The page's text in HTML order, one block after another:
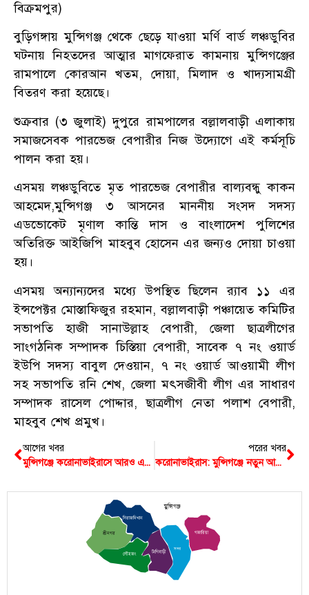
বিক্রমপুর)
বুড়িগঙ্গায় মুন্সিগঞ্জ থেকে ছেড়ে যাওয়া মর্ণি বার্ড লঞ্চডুবির
ঘটনায় নিহতদের আত্মার মাগফেরাত কামনায় মুন্সিগঞ্জের
রামপালে কোরআন খতম, দোয়া, মিলাদ ও খাদ্যসামগ্রী
বিতরণ করা হয়েছে।
শুক্রবার (৩ জুলাই) দুপুরে রামপালের বল্লালবাড়ী এলাকায়
সমাজসেবক পারভেজ বেপারীর নিজ উদ্যোগে এই কর্মসূচি
পালন করা হয়।
এসময় লঞ্চডুবিতে মৃত পারভেজ বেপারীর বাল্যবন্ধু কাকন
আহমেদ,মুন্সিগঞ্জ ৩ আসনের মাননীয় সংসদ সদস্য
এডভোকেট মৃণাল কান্তি দাস ও বাংলাদেশ পুলিশের
অতিরিক্ত আইজিপি মাহবুব হোসেন এর জন্যও দোয়া চাওয়া
হয়।
এসময় অন্যান্যদের মধ্যে উপস্থিত ছিলেন র‍্যাব ১১ এর
ইন্সপেক্টর মোস্তাফিজুর রহমান, বল্লালবাড়ী পঞ্চায়েত কমিটির
সভাপতি হাজী সানাউল্লাহ বেপারী, জেলা ছাত্রলীগের
সাংগঠনিক সম্পাদক চিস্তিয়া বেপারী, সাবেক ৭ নং ওয়ার্ড
ইউপি সদস্য বাবুল দেওয়ান, ৭ নং ওয়ার্ড আওয়ামী লীগ
সহ সভাপতি রনি শেখ, জেলা মৎসজীবী লীগ এর সাধারণ
সম্পাদক রাসেল পোদ্দার, ছাত্রলীগ নেতা পলাশ বেপারী,
মাহবুব শেখ প্রমুখ।
আগের খবর
মুন্সিগঞ্জে করোনাভাইরাসে আরও একজনের মৃত্যু
পরের খবর
করোনাভাইরাস: মুন্সিগঞ্জে নতুন আক্রান্ত ২৯ জন সহ মোট ২২০৬
শ্রীনগর
সিরাজদিখান
টংগিবাড়ী
সদর
গজারিয়া
লৌহজং
মুন্সিগঞ্জ